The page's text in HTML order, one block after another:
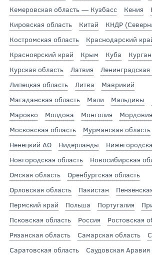
Кемеровская область — Кузбасс
Кения
Кировская область
Китай КНДР
Костромская область
Краснодарский
Красноярский край
Крым Куба
Курская область
Латвия
Ленинградская
Липецкая область
Литва
Маврикий
Магаданская область
Мали Мальдивы
Марокко
Молдова Монголия Мордовия
Московская область
Мурманская область
Ненецкий АО
Нидерланды
Новгородская область
Новосибирская
Омская область
Оренбургская область
Орловская область
Пакистан
Пермский край
Польша Португалия
Псковская область
Россия Ростовская
Рязанская область
Самарская область
Саратовская область
Саудовская Аравия